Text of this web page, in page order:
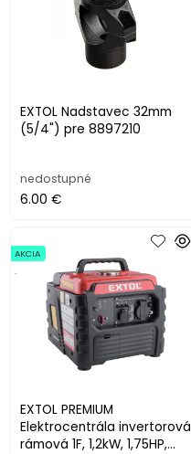
EXTOL Nadstavec 32mm
(5/4") pre 8897210
nedostupné
6.00 €
EXTOL PREMIUM
Elektrocentrála invertorová
rámová 1F, 1,2kW, 1,75HP,
AKCIA
.